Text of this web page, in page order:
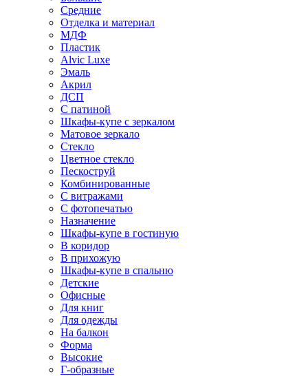
Средние
Отделка и материал
МДФ
Пластик
Alvic Luxe
Эмаль
Акрил
ДСП
С патиной
Шкафы-купе с зеркалом
Матовое зеркало
Стекло
Цветное стекло
Пескоструй
Комбинированные
С витражами
С фотопечатью
Назначение
Шкафы-купе в гостиную
В коридор
В прихожую
Шкафы-купе в спальню
Детские
Офисные
Для книг
Для одежды
На балкон
Форма
Высокие
Г-образные